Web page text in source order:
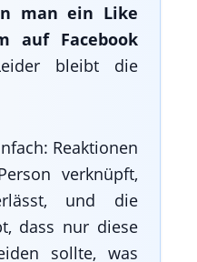
man ein Like
auf Facebook
bleibt die
Reaktionen
verknüpft,
und die
dass nur diese
sollte, was